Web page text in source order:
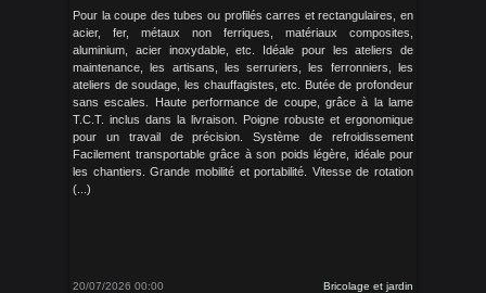
Pour la coupe des tubes ou profilés carres et rectangulaires, en
acier, fer, métaux non ferriques, matériaux composites,
aluminium, acier inoxydable, etc. Idéale pour les ateliers de
maintenance, les artisans, les serruriers, les ferronniers, les
ateliers de soudage, les chauffagistes, etc. Butée de profondeur
sans escales. Haute performance de coupe, grâce à la lame
T.C.T. inclus dans la livraison. Poigne robuste et ergonomique
pour un travail de précision. Système de refroidissement
Facilement transportable grâce à son poids légère, idéale pour
les chantiers. Grande mobilité et portabilité. Vitesse de rotation
(...)
20/07/2026 00:00 Bricolage et jardin